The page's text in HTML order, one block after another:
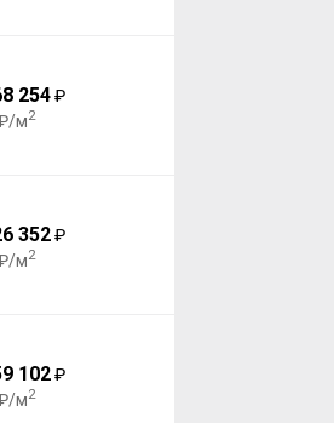
254₽
м2
352₽
м2
102₽
м2